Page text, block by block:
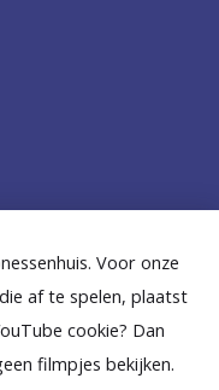
Voor onze
af te spelen, plaatst
cookie? Dan
filmpjes bekijken.
B
e